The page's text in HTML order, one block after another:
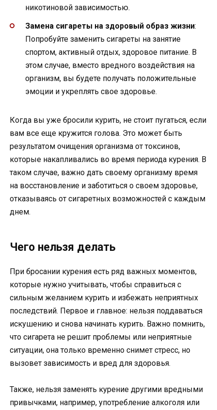
никотиновой зависимостью.
Замена сигареты на здоровый образ жизни:
Попробуйте заменить сигареты на занятие
спортом, активный отдых, здоровое питание. В
этом случае, вместо вредного воздействия на
организм, вы будете получать положительные
эмоции и укреплять свое здоровье.
Когда вы уже бросили курить, не стоит пугаться, если
вам все еще кружится голова. Это может быть
результатом очищения организма от токсинов,
которые накапливались во время периода курения. В
таком случае, важно дать своему организму время
на восстановление и заботиться о своем здоровье,
отказываясь от сигаретных возможностей с каждым
днем.
Чего нельзя делать
При бросании курения есть ряд важных моментов,
которые нужно учитывать, чтобы справиться с
сильным желанием курить и избежать неприятных
последствий. Первое и главное: нельзя поддаваться
искушению и снова начинать курить. Важно помнить,
что сигарета не решит проблемы или неприятные
ситуации, она только временно снимет стресс, но
вызовет зависимость и вред для здоровья.
Также, нельзя заменять курение другими вредными
привычками, например, употребление алкоголя или